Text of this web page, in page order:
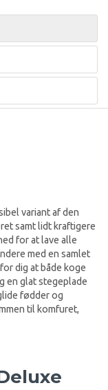
variant af den
samt lidt kraftigere
for at lave alle
med en samlet
dig at både koge
en glat stegeplade
fødder og
til komfuret,